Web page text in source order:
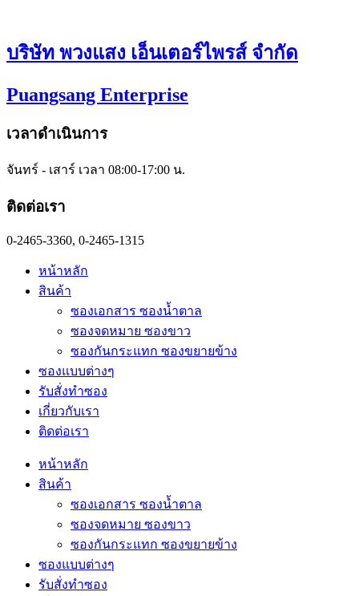
content
บริษัท พวงแสง เอ็นเตอร์ไพรส์ จำกัด
Puangsang Enterprise
เวลาดำเนินการ
จันทร์ - เสาร์ เวลา 08:00-17:00 น.
ติดต่อเรา
0-2465-3360, 0-2465-1315
หน้าหลัก
สินค้า
ซองเอกสาร ซองน้ำตาล
ซองจดหมาย ซองขาว
ซองกันกระแทก ซองขยายข้าง
ซองแบบต่างๆ
รับสั่งทำซอง
เกี่ยวกับเรา
ติดต่อเรา
หน้าหลัก
สินค้า
ซองเอกสาร ซองน้ำตาล
ซองจดหมาย ซองขาว
ซองกันกระแทก ซองขยายข้าง
ซองแบบต่างๆ
รับสั่งทำซอง